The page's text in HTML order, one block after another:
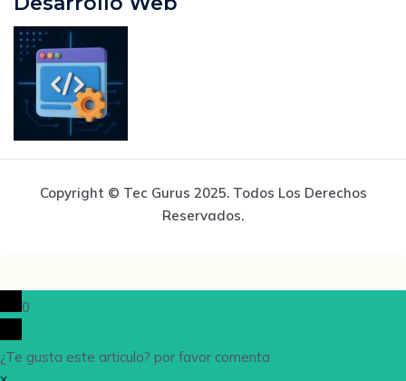
Copyright © Tec Gurus 2025. Todos Los Derechos
Reservados.
0
¿Te gusta este articulo? por favor comenta